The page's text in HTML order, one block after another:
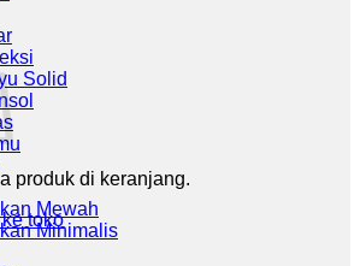
produk di keranjang.
toko
Solid
Mewah
Minimalis